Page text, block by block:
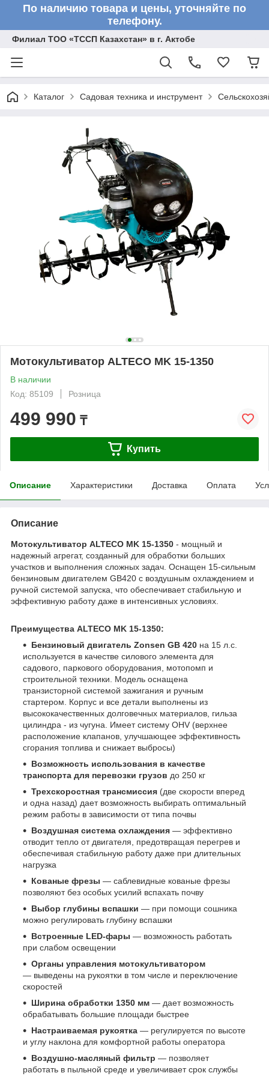
По наличию товара и цены, уточняйте по
телефону.
Филиал ТОО «ТССП Казахстан» в г. Актобе
Каталог Садовая техника и инструмент
Мотокультиватор ALTECO MK 15-1350
В наличии
Код: 85109
Розница
499 990 ₸
Купить
Описание Характеристики Доставка Оплата
Описание
Мотокультиватор ALTECO MK 15-1350 - мощный и
надежный агрегат, созданный для обработки больших
участков и выполнения сложных задач. Оснащен 15-сильным
бензиновым двигателем GB420 с воздушным охлаждением и
ручной системой запуска, что обеспечивает стабильную и
эффективную работу даже в интенсивных условиях.
Преимущества ALTECO MK 15-1350:
Бензиновый двигатель Zonsen GB 420 на 15 л.с.
используется в качестве силового элемента для
садового, паркового оборудования, мотопомп и
строительной техники. Модель оснащена
транзисторной системой зажигания и ручным
стартером. Корпус и все детали выполнены из
высококачественных долговечных материалов, гильза
цилиндра - из чугуна. Имеет систему OHV (верхнее
расположение клапанов, улучшающее эффективность
сгорания топлива и снижает выбросы)
Возможность использования в качестве
транспорта для перевозки грузов до 250 кг
Трехскоростная трансмиссия (две скорости вперед
и одна назад) дает возможность выбирать оптимальный
режим работы в зависимости от типа почвы
Воздушная система охлаждения — эффективно
отводит тепло от двигателя, предотвращая перегрев и
обеспечивая стабильную работу даже при длительных
нагрузка
Кованые фрезы — саблевидные кованые фрезы
позволяют без особых усилий вспахать почву
Выбор глубины вспашки — при помощи сошника
можно регулировать глубину вспашки
Встроенные LED-фары — возможность работать
при слабом освещении
Органы управления мотокультиватором
— выведены на рукоятки в том числе и переключение
скоростей
Ширина обработки 1350 мм — дает возможность
обрабатывать большие площади быстрее
Настраиваемая рукоятка — регулируется по высоте
и углу наклона для комфортной работы оператора
Воздушно-масляный фильтр — позволяет
работать в пыльной среде и увеличивает срок службы